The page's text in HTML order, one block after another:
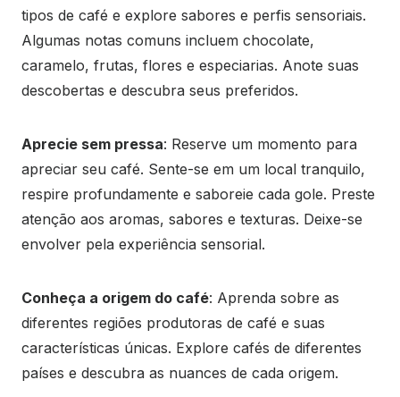
tipos de café e explore sabores e perfis sensoriais.
Algumas notas comuns incluem chocolate,
caramelo, frutas, flores e especiarias. Anote suas
descobertas e descubra seus preferidos.
Aprecie sem pressa: Reserve um momento para
apreciar seu café. Sente-se em um local tranquilo,
respire profundamente e saboreie cada gole. Preste
atenção aos aromas, sabores e texturas. Deixe-se
envolver pela experiência sensorial.
Conheça a origem do café: Aprenda sobre as
diferentes regiões produtoras de café e suas
características únicas. Explore cafés de diferentes
países e descubra as nuances de cada origem.